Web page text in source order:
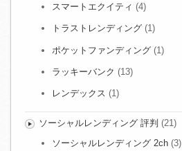
スマートエクイティ (4)
トラストレンディング (1)
ポケットファンディング (1)
ラッキーバンク (13)
レンデックス (1)
ソーシャルレンディング 評判 (21)
ソーシャルレンディング 2ch (3)